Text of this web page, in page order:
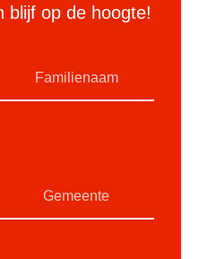
blijf op de hoogte!